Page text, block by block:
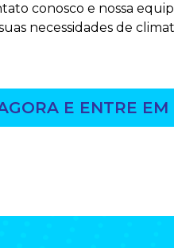
conosco e nossa
necessidades de
E ENTRE EM